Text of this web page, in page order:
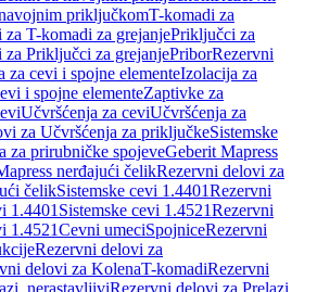
priključkomT-komadi za
T-komadi za grejanjePriključci za
Priključci za grejanjePriborRezervni
za cevi i spojne elementeIzolacija za
i spojne elementeZaptivke za
Učvršćenja za ceviUčvršćenja za
za Učvršćenja za priključkeSistemske
za prirubničke spojeveGeberit Mapress
nerđajući čelikRezervni delovi za
čelikSistemske cevi 1.4401Rezervni
1.4401 Sistemske cevi 1.4521Rezervni
1.4521Cevni umeciSpojniceRezervni
Rezervni delovi za
delovi za KolenaT-komadiRezervni
nerastavljiviRezervni delovi za Prelazi,